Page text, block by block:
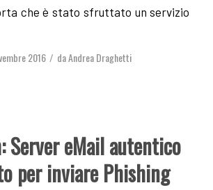
che è stato sfruttato un servizio
2016 / daAndrea Draghetti
Server eMail autentico
per inviare Phishing